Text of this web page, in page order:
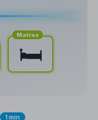
Matras
🛏️
1 min